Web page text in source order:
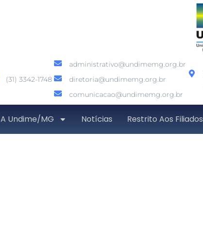
(31) 3342-1748
administrativo@undimemg.org.br
diretoria@undimemg.org.br
comunicacao@undimemg.org.br
A Undime/MG Notícias Restrito Aos Filiados